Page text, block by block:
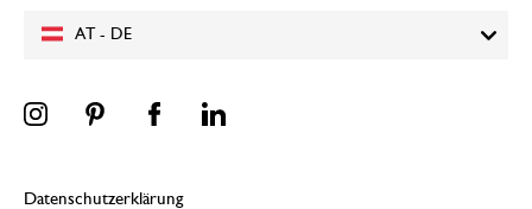
AT - DE
Datenschutzerklärung